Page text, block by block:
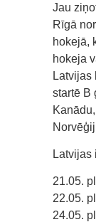
Jau
Rīgā
hokejā,
hokeja
Latvijas
startē B
Latvijas
21.05.
22.05.
24.05.